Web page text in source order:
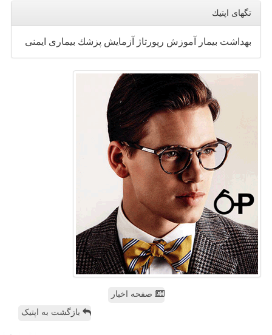
تگهای اپتیك
بهداشت بیمار آموزش رپورتاژ آزمایش پزشك بیماری ایمنی
صفحه اخبار
بازگشت به اپتیک